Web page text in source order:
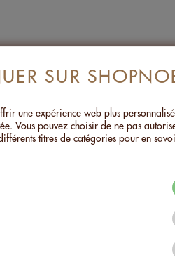
optimale du
en Suisse
SUR
une expérience web plus
Vous pouvez choisir de ne pas
titres de catégories pour en